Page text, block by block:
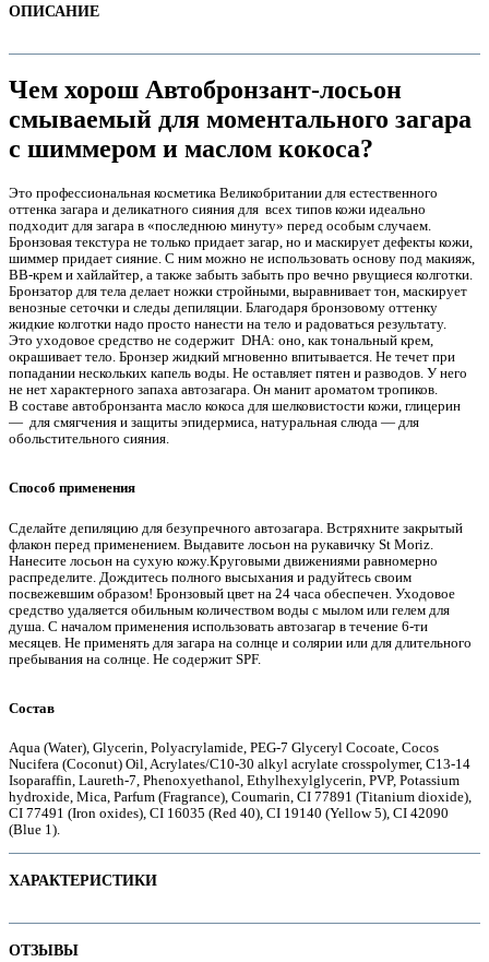
ОПИСАНИЕ
Чем хорош Автобронзант-лосьон
смываемый для моментального загара
с шиммером и маслом кокоса?
Это профессиональная косметика Великобритании для естественного
оттенка загара и деликатного сияния для всех типов кожи идеально
подходит для загара в «последнюю минуту» перед особым случаем.
Бронзовая текстура не только придает загар, но и маскирует дефекты кожи,
шиммер придает сияние. С ним можно не использовать основу под макияж,
BB-крем и хайлайтер, а также забыть забыть про вечно рвущиеся колготки.
Бронзатор для тела делает ножки стройными, выравнивает тон, маскирует
венозные сеточки и следы депиляции. Благодаря бронзовому оттенку
жидкие колготки надо просто нанести на тело и радоваться результату.
Это уходовое средство не содержит DHA: оно, как тональный крем,
окрашивает тело. Бронзер жидкий мгновенно впитывается. Не течет при
попадании нескольких капель воды. Не оставляет пятен и разводов. У него
не нет характерного запаха автозагара. Он манит ароматом тропиков.
В составе автобронзанта масло кокоса для шелковистости кожи, глицерин
— для смягчения и защиты эпидермиса, натуральная слюда — для
обольстительного сияния.
Способ применения
Сделайте депиляцию для безупречного автозагара. Встряхните закрытый
флакон перед применением. Выдавите лосьон на рукавичку St Moriz.
Нанесите лосьон на сухую кожу.Круговыми движениями равномерно
распределите. Дождитесь полного высыхания и радуйтесь своим
посвежевшим образом! Бронзовый цвет на 24 часа обеспечен. Уходовое
средство удаляется обильным количеством воды с мылом или гелем для
душа. С началом применения использовать автозагар в течение 6-ти
месяцев. Не применять для загара на солнце и солярии или для длительного
пребывания на солнце. Не содержит SPF.
Состав
Aqua (Water), Glycerin, Polyacrylamide, PEG-7 Glyceryl Cocoate, Cocos
Nucifera (Coconut) Oil, Acrylates/C10-30 alkyl acrylate crosspolymer, C13-14
Isoparaffin, Laureth-7, Phenoxyethanol, Ethylhexylglycerin, PVP, Potassium
hydroxide, Mica, Parfum (Fragrance), Coumarin, CI 77891 (Titanium dioxide),
CI 77491 (Iron oxides), CI 16035 (Red 40), CI 19140 (Yellow 5), CI 42090
(Blue 1).
ХАРАКТЕРИСТИКИ
ОТЗЫВЫ